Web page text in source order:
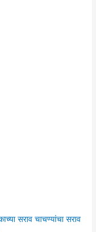
सराव चाचण्यांचा सराव